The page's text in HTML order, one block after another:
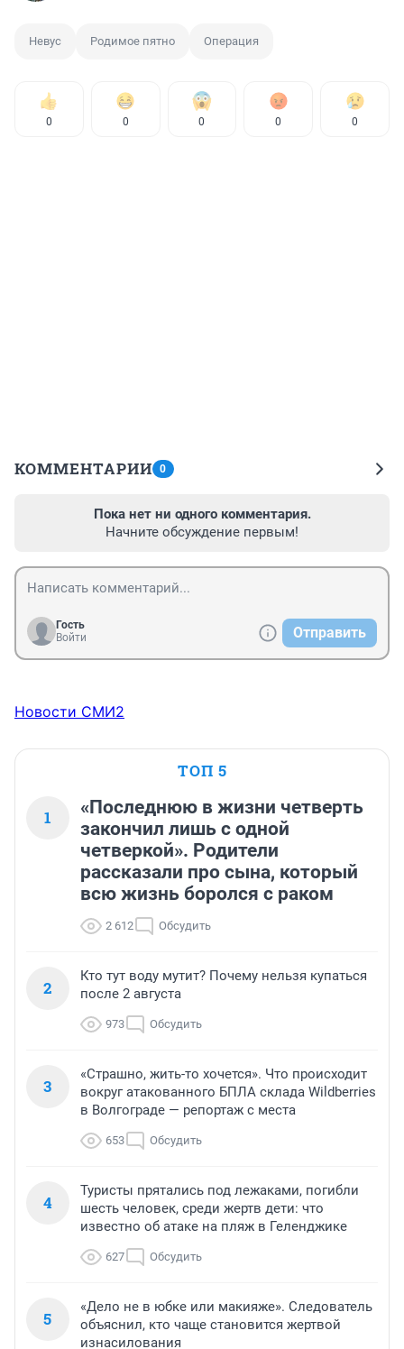
Невус Родимое пятно Операция
0 0 0 0 0
КОММЕНТАРИИ 0
Пока нет ни одного комментария.
Начните обсуждение первым!
Гость
Войти
Отправить
Новости СМИ2
ТОП 5
1
«Последнюю в жизни четверть
закончил лишь с одной
четверкой». Родители
рассказали про сына, который
всю жизнь боролся с раком
2 612 Обсудить
2
Кто тут воду мутит? Почему нельзя купаться
после 2 августа
973 Обсудить
3
«Страшно, жить-то хочется». Что происходит
вокруг атакованного БПЛА склада Wildberries
в Волгограде — репортаж с места
653 Обсудить
4
Туристы прятались под лежаками, погибли
шесть человек, среди жертв дети: что
известно об атаке на пляж в Геленджике
627 Обсудить
5
«Дело не в юбке или макияже». Следователь
объяснил, кто чаще становится жертвой
изнасилования